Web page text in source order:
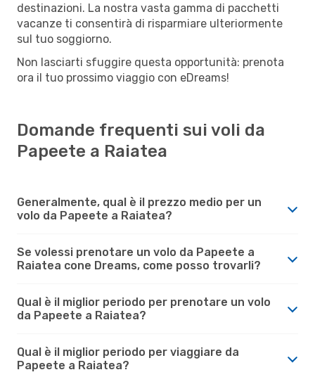
destinazioni. La nostra vasta gamma di pacchetti
vacanze ti consentirà di risparmiare ulteriormente
sul tuo soggiorno.
Non lasciarti sfuggire questa opportunità: prenota
ora il tuo prossimo viaggio con eDreams!
Domande frequenti sui voli da
Papeete a Raiatea
Generalmente, qual è il prezzo medio per un
volo da Papeete a Raiatea?
Se volessi prenotare un volo da Papeete a
Raiatea cone Dreams, come posso trovarli?
Qual è il miglior periodo per prenotare un volo
da Papeete a Raiatea?
Qual è il miglior periodo per viaggiare da
Papeete a Raiatea?